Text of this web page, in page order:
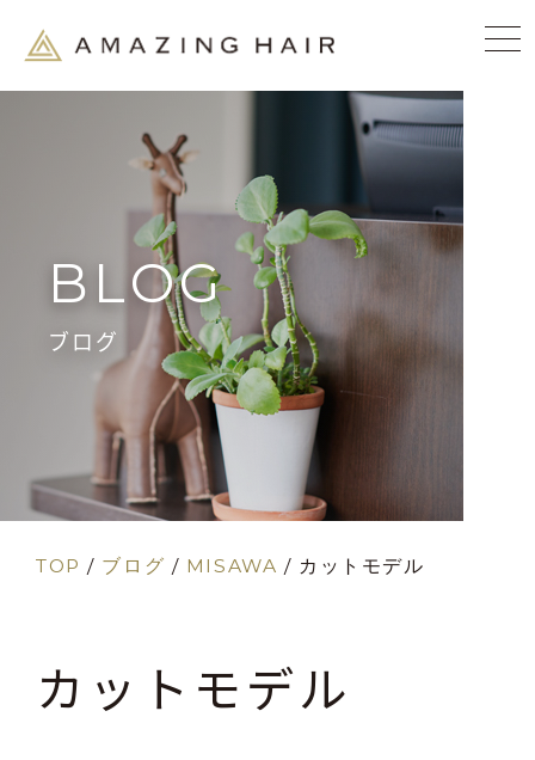
BLOG
ブログ
TOP / ブログ / MISAWA / カットモデル
カットモデル